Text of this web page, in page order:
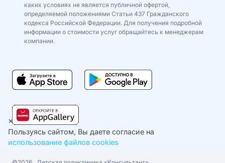
каких условиях не является публичной офертой,
определяемой положениями Статьи 437 Гражданского
кодекса Российской Федерации. Для получения подробной
информации о стоимости услуг обращайтесь к менеджерам
компании.
×
Пользуясь сайтом, Вы даете согласие на
использование файлов cookies